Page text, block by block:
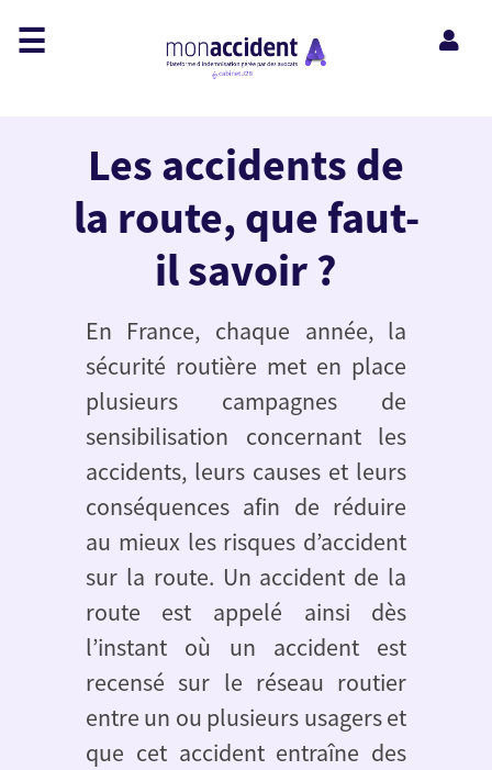
☰
Les accidents de
la route, que faut-
il savoir ?
En France, chaque année, la
sécurité routière met en place
plusieurs campagnes de
sensibilisation concernant les
accidents, leurs causes et leurs
conséquences afin de réduire
au mieux les risques d’accident
sur la route. Un accident de la
route est appelé ainsi dès
l’instant où un accident est
recensé sur le réseau routier
entre un ou plusieurs usagers et
que cet accident entraîne des